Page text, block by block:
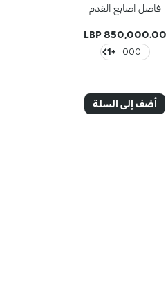
فاصل أصابع القدم
850,000.00 LBP
000
+1
أضف إلى السلة